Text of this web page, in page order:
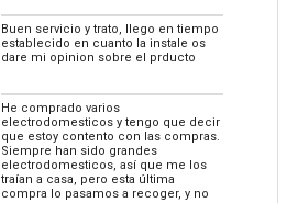
Buen servicio y trato, llego en tiempo
establecido en cuanto la instale os
dare mi opinion sobre el prducto
He comprado varios
electrodomesticos y tengo que decir
que estoy contento con las compras.
Siempre han sido grandes
electrodomesticos, así que me los
traían a casa, pero esta última
compra lo pasamos a recoger, y no